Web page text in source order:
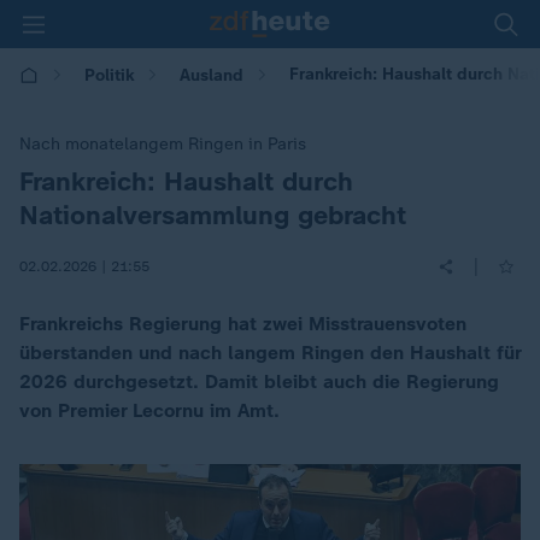
Politik Ausland Frankreich: Haushalt durch
Nach monatelangem Ringen in Paris
:Frankreich: Haushalt durch
Nationalversammlung gebracht
02.02.2026 | 21:55
Frankreichs Regierung hat zwei Misstrauensvoten
überstanden und nach langem Ringen den Haushalt für
2026 durchgesetzt. Damit bleibt auch die Regierung
von Premier Lecornu im Amt.